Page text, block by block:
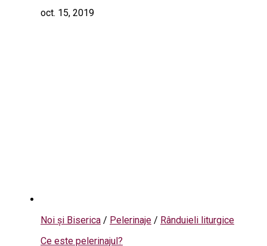
oct. 15, 2019
Noi și Biserica / Pelerinaje / Rânduieli liturgice
Ce este pelerinajul?